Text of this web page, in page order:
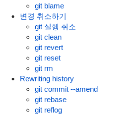
git blame
변경 취소하기
git 실행 취소
git clean
git revert
git reset
git rm
Rewriting history
git commit --amend
git rebase
git reflog